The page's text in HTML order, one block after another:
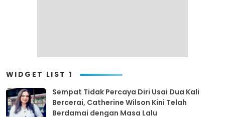
WIDGET LIST 1
Sempat Tidak Percaya Diri Usai Dua Kali
Bercerai, Catherine Wilson Kini Telah
Berdamai dengan Masa Lalu